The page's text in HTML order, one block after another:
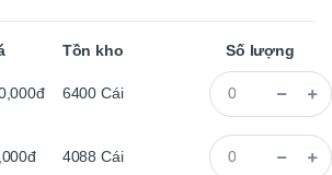
Tồn kho Số lượng
6400 Cái
4088 Cái